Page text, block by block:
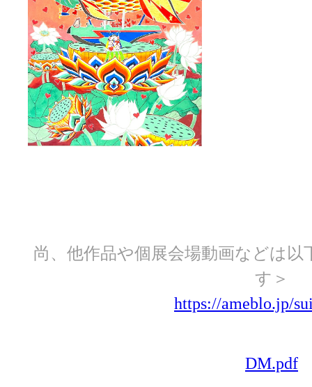
尚、他作品や個展会場動画などは
す＞
https://ameblo.jp/
DM.pdf